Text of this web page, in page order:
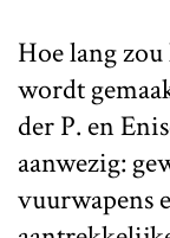
Hoe lang
wordt
der P. en
aanwezig:
vuurwapens